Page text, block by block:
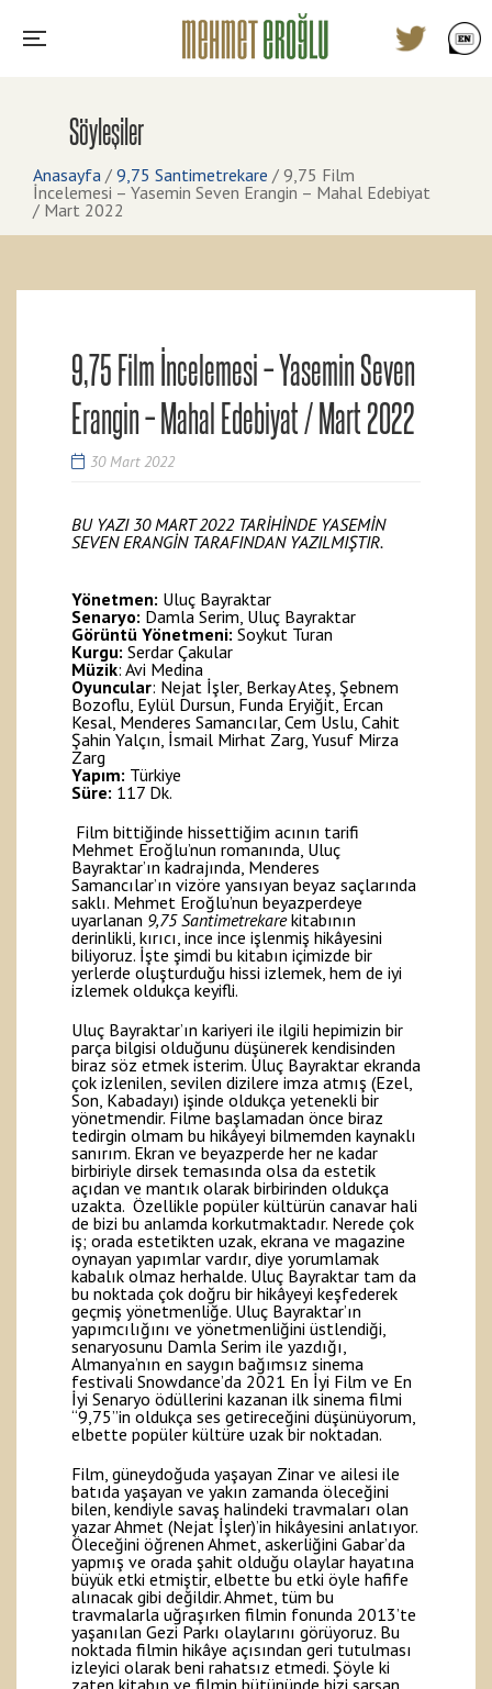
Söyleşiler
Anasayfa / 9,75 Santimetrekare / 9,75 Film
İncelemesi – Yasemin Seven Erangin – Mahal Edebiyat
/ Mart 2022
9,75 Film İncelemesi – Yasemin Seven
Erangin – Mahal Edebiyat / Mart 2022
30 Mart 2022
BU YAZI 30 MART 2022 TARİHİNDE YASEMİN
SEVEN ERANGİN TARAFINDAN YAZILMIŞTIR.
Yönetmen: Uluç Bayraktar
Senaryo: Damla Serim, Uluç Bayraktar
Görüntü Yönetmeni: Soykut Turan
Kurgu: Serdar Çakular
Müzik: Avi Medina
Oyuncular: Nejat İşler, Berkay Ateş, Şebnem
Bozoflu, Eylül Dursun, Funda Eryiğit, Ercan
Kesal, Menderes Samancılar, Cem Uslu, Cahit
Şahin Yalçın, İsmail Mirhat Zarg, Yusuf Mirza
Zarg
Yapım: Türkiye
Süre: 117 Dk.
Film bittiğinde hissettiğim acının tarifi
Mehmet Eroğlu’nun romanında, Uluç
Bayraktar’ın kadrajında, Menderes
Samancılar’ın vizöre yansıyan beyaz saçlarında
saklı. Mehmet Eroğlu’nun beyazperdeye
uyarlanan 9,75 Santimetrekarekitabının
derinlikli, kırıcı, ince ince işlenmiş hikâyesini
biliyoruz. İşte şimdi bu kitabın içimizde bir
yerlerde oluşturduğu hissi izlemek, hem de iyi
izlemek oldukça keyifli.
Uluç Bayraktar’ın kariyeri ile ilgili hepimizin bir
parça bilgisi olduğunu düşünerek kendisinden
biraz söz etmek isterim. Uluç Bayraktar ekranda
çok izlenilen, sevilen dizilere imza atmış (Ezel,
Son, Kabadayı) işinde oldukça yetenekli bir
yönetmendir. Filme başlamadan önce biraz
tedirgin olmam bu hikâyeyi bilmemden kaynaklı
sanırım. Ekran ve beyazperde her ne kadar
birbiriyle dirsek temasında olsa da estetik
açıdan ve mantık olarak birbirinden oldukça
uzakta. Özellikle popüler kültürün canavar hali
de bizi bu anlamda korkutmaktadır. Nerede çok
iş; orada estetikten uzak, ekrana ve magazine
oynayan yapımlar vardır, diye yorumlamak
kabalık olmaz herhalde. Uluç Bayraktar tam da
bu noktada çok doğru bir hikâyeyi keşfederek
geçmiş yönetmenliğe. Uluç Bayraktar’ın
yapımcılığını ve yönetmenliğini üstlendiği,
senaryosunu Damla Serim ile yazdığı,
Almanya’nın en saygın bağımsız sinema
festivali Snowdance’da 2021 En İyi Film ve En
İyi Senaryo ödüllerini kazanan ilk sinema filmi
“9,75”in oldukça ses getireceğini düşünüyorum,
elbette popüler kültüre uzak bir noktadan.
Film, güneydoğuda yaşayan Zinar ve ailesi ile
batıda yaşayan ve yakın zamanda öleceğini
bilen, kendiyle savaş halindeki travmaları olan
yazar Ahmet (Nejat İşler)’in hikâyesini anlatıyor.
Öleceğini öğrenen Ahmet, askerliğini Gabar’da
yapmış ve orada şahit olduğu olaylar hayatına
büyük etki etmiştir, elbette bu etki öyle hafife
alınacak gibi değildir. Ahmet, tüm bu
travmalarla uğraşırken filmin fonunda 2013’te
yaşanılan Gezi Parkı olaylarını görüyoruz. Bu
noktada filmin hikâye açısından geri tutulması
izleyici olarak beni rahatsız etmedi. Şöyle ki
zaten kitabın ve filmin bütününde bizi sarsan